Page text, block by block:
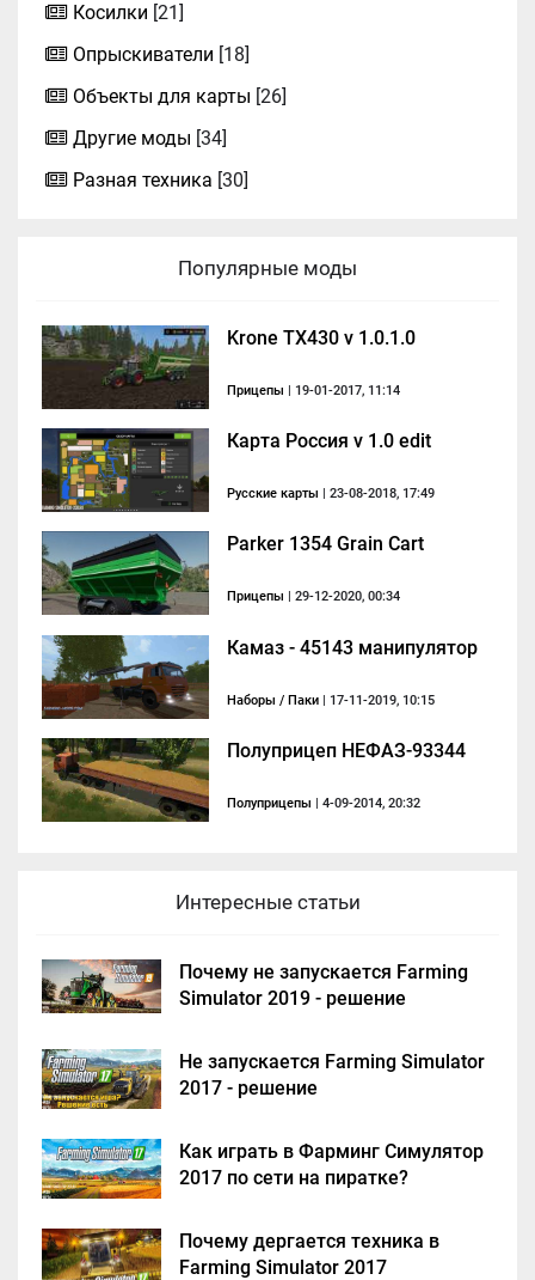
Косилки [21]
Опрыскиватели [18]
Объекты для карты [26]
Другие моды [34]
Разная техника [30]
Популярные моды
Krone TX430 v 1.0.1.0
Прицепы | 19-01-2017, 11:14
Карта Россия v 1.0 edit
Русские карты | 23-08-2018, 17:49
Parker 1354 Grain Cart
Прицепы | 29-12-2020, 00:34
Камаз - 45143 манипулятор
Наборы / Паки | 17-11-2019, 10:15
Полуприцеп НЕФАЗ-93344
Полуприцепы | 4-09-2014, 20:32
Интересные статьи
Почему не запускается Farming
Simulator 2019 - решение
Не запускается Farming Simulator
2017 - решение
Как играть в Фарминг Симулятор
2017 по сети на пиратке?
Почему дергается техника в
Farming Simulator 2017